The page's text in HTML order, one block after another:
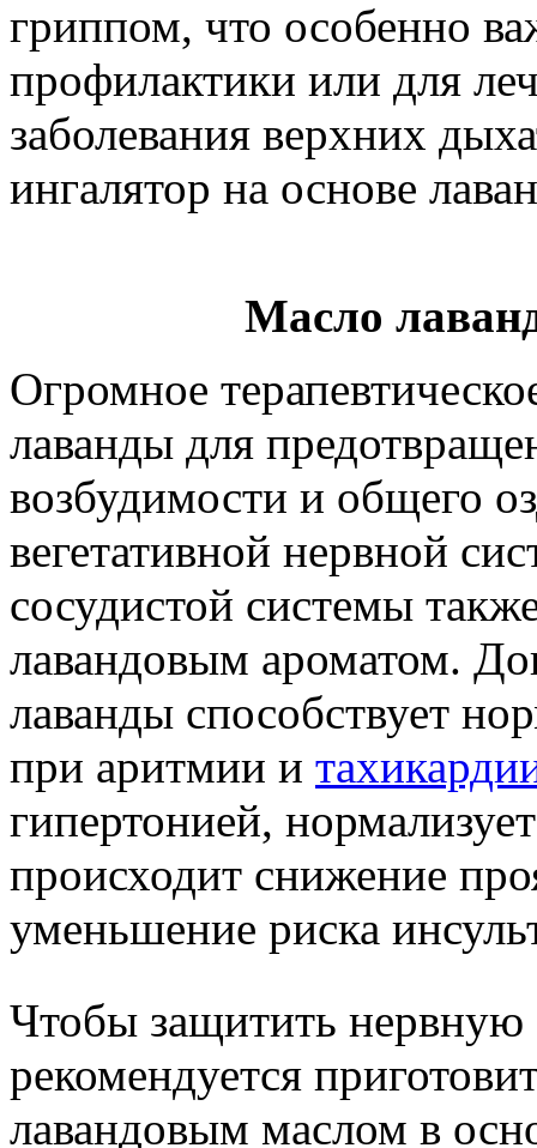
гриппом, что особенно
профилактики или для
заболевания верхних
ингалятор на основе
Масло
Огромное
лаванды для
возбудимости и общего
вегетативной нервной
сосудистой системы
лавандовым ароматом.
лаванды способствует
при аритмии и
гипертонией,
происходит снижение
уменьшение риска
Чтобы защитить нервную
рекомендуется
лавандовым маслом в